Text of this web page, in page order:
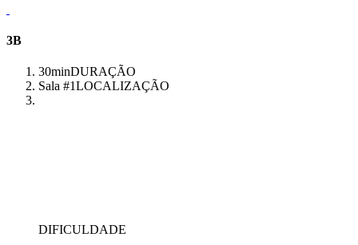
3B
30minDURAÇÃO
Sala #1LOCALIZAÇÃO
DIFICULDADE